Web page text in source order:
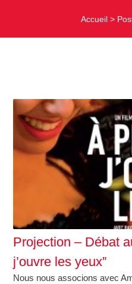
Accueil >
Projection – Débat
j’ouvre les yeux”
Nous nous associons avec